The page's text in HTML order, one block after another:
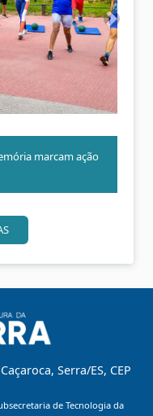
marcam ação
P
r
ó
x
i
m
o
Serra/ES, CEP
de Tecnologia da